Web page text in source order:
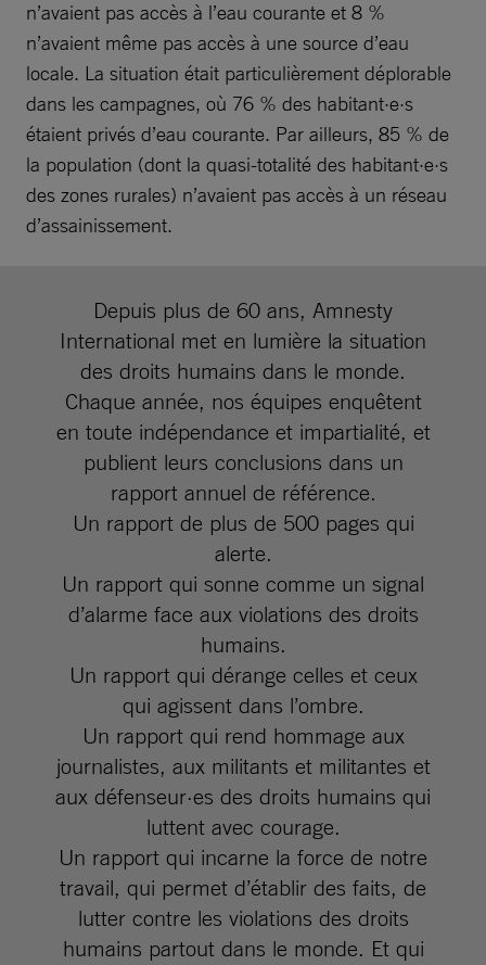
n’avaient pas accès à l’eau courante et 8 %
n’avaient même pas accès à une source d’eau
locale. La situation était particulièrement déplorable
dans les campagnes, où 76 % des habitant·e·s
étaient privés d’eau courante. Par ailleurs, 85 % de
la population (dont la quasi-totalité des habitant·e·s
des zones rurales) n’avaient pas accès à un réseau
d’assainissement.
Depuis plus de 60 ans, Amnesty
International met en lumière la situation
des droits humains dans le monde.
Chaque année, nos équipes enquêtent
en toute indépendance et impartialité, et
publient leurs conclusions dans un
rapport annuel de référence.
Un rapport de plus de 500 pages qui
alerte.
Un rapport qui sonne comme un signal
d’alarme face aux violations des droits
humains.
Un rapport qui dérange celles et ceux
qui agissent dans l’ombre.
Un rapport qui rend hommage aux
journalistes, aux militants et militantes et
aux défenseur·es des droits humains qui
luttent avec courage.
Un rapport qui incarne la force de notre
travail, qui permet d’établir des faits, de
lutter contre les violations des droits
humains partout dans le monde. Et qui